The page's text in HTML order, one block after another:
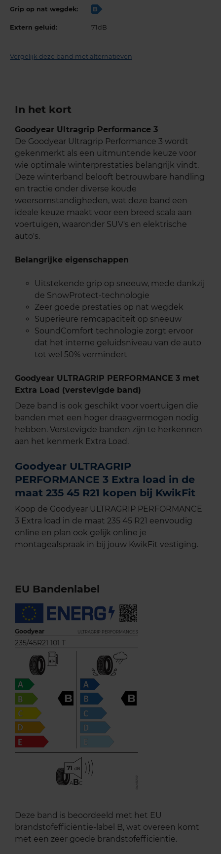
Grip op nat wegdek: B
Extern geluid: 71dB
Vergelijk deze band met alternatieven
In het kort
Goodyear Ultragrip Performance 3
De Goodyear Ultragrip Performance 3 wordt
gekenmerkt als een uitmuntende keuze voor
wie optimale winterprestaties belangrijk vindt.
Deze winterband belooft betrouwbare handling
en tractie onder diverse koude
weersomstandigheden, wat deze band een
ideale keuze maakt voor een breed scala aan
voertuigen, waaronder SUV's en elektrische
auto's.
Belangrijke eigenschappen
Uitstekende grip op sneeuw, mede dankzij
de SnowProtect-technologie
Zeer goede prestaties op nat wegdek
Superieure remcapaciteit op sneeuw
SoundComfort technologie zorgt ervoor
dat het interne geluidsniveau van de auto
tot wel 50% vermindert
Goodyear ULTRAGRIP PERFORMANCE 3 met
Extra Load (verstevigde band)
Deze band is ook geschikt voor voertuigen die
banden met een hoger draagvermogen nodig
hebben. Verstevigde banden zijn te herkennen
aan het kenmerk Extra Load.
Goodyear ULTRAGRIP
PERFORMANCE 3 Extra load in de
maat 235 45 R21 kopen bij KwikFit
Koop de Goodyear ULTRAGRIP PERFORMANCE
3 Extra load in de maat 235 45 R21 eenvoudig
online en plan ook gelijk online je
montageafspraak in bij jouw KwikFit vestiging.
EU Bandenlabel
Goodyear ULTRAGRIP PERFORMANCE 3
235/45R21 101 T
B B
71
ABC
Deze band is beoordeeld met het EU
brandstofefficiëntie-label B, wat overeen komt
met een zeer goede brandstofefficiëntie.